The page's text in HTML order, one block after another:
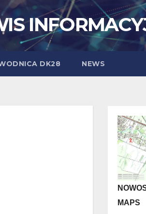
DK28 NEWS
MAPS